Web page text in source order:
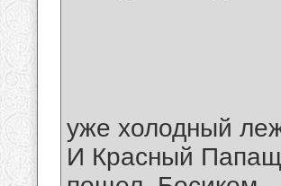
уже холодный
И Красный